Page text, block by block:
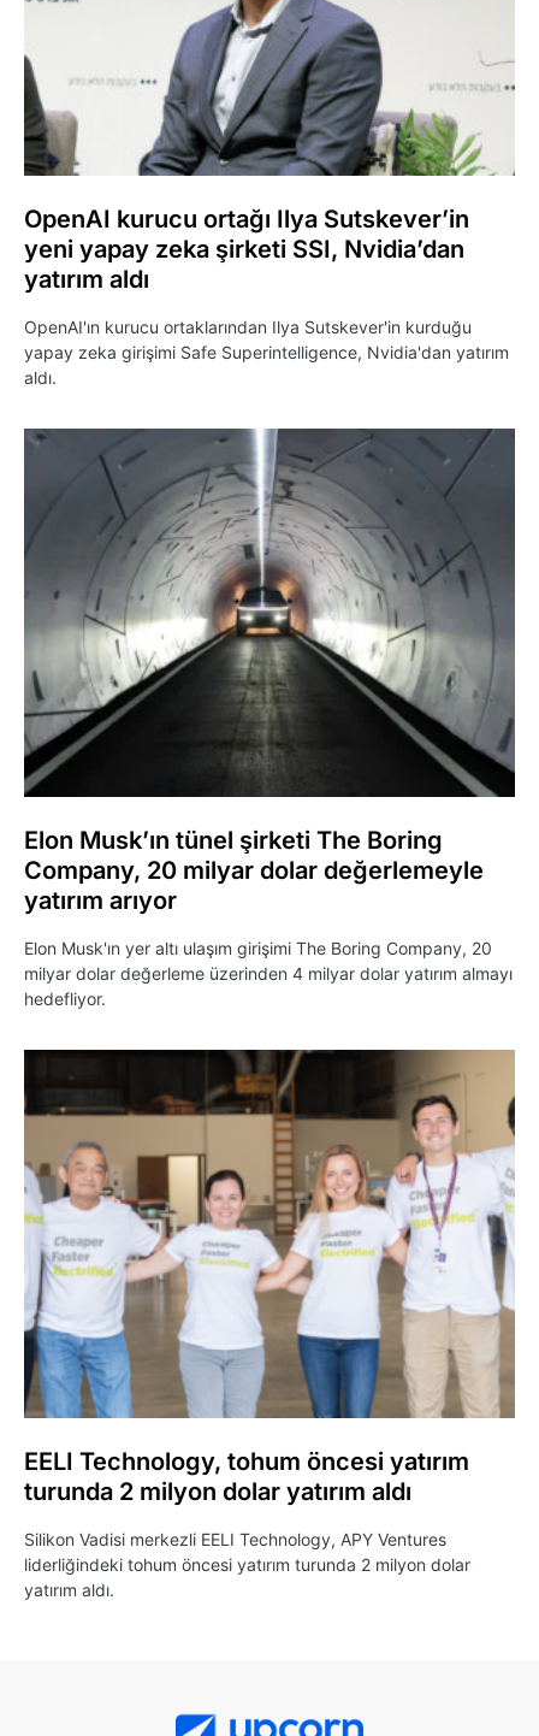
OpenAI kurucu ortağı Ilya Sutskever’in
yeni yapay zeka şirketi SSI, Nvidia’dan
yatırım aldı
OpenAI'ın kurucu ortaklarından Ilya Sutskever'in kurduğu
yapay zeka girişimi Safe Superintelligence, Nvidia'dan yatırım
aldı.
Elon Musk’ın tünel şirketi The Boring
Company, 20 milyar dolar değerlemeyle
yatırım arıyor
Elon Musk'ın yer altı ulaşım girişimi The Boring Company, 20
milyar dolar değerleme üzerinden 4 milyar dolar yatırım almayı
hedefliyor.
EELI Technology, tohum öncesi yatırım
turunda 2 milyon dolar yatırım aldı
Silikon Vadisi merkezli EELI Technology, APY Ventures
liderliğindeki tohum öncesi yatırım turunda 2 milyon dolar
yatırım aldı.